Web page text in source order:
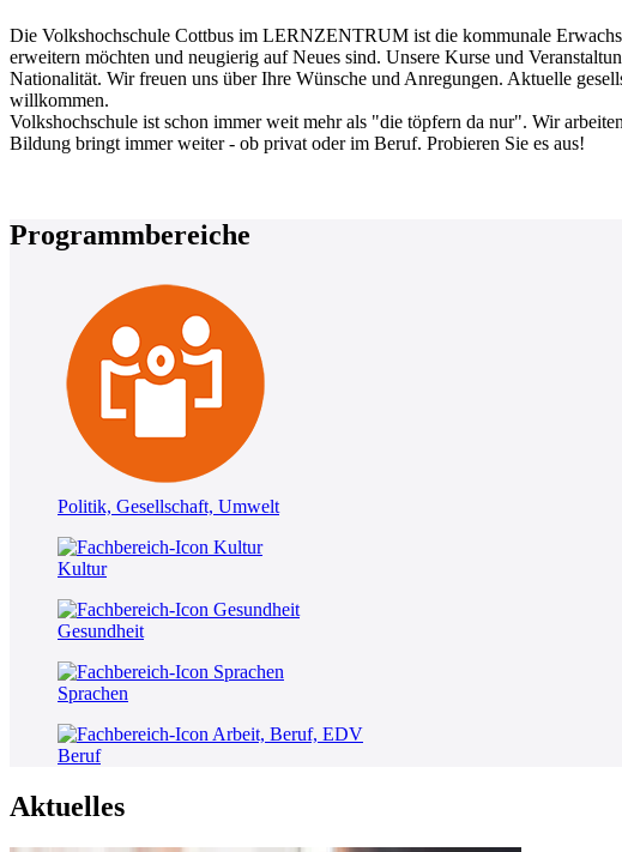
Die Volkshochschule Cottbus im LERNZENTRUM ist die kommunale
erweitern möchten und neugierig auf Neues sind. Unsere Kurse und
Nationalität. Wir freuen uns über Ihre Wünsche und Anregungen. Aktuelle
willkommen.
Volkshochschule ist schon immer weit mehr als "die töpfern da nur". Wir
Bildung bringt immer weiter - ob privat oder im Beruf. Probieren Sie es aus!
Programmbereiche
Politik, Gesellschaft, Umwelt
Kultur
Gesundheit
Sprachen
Beruf
Aktuelles